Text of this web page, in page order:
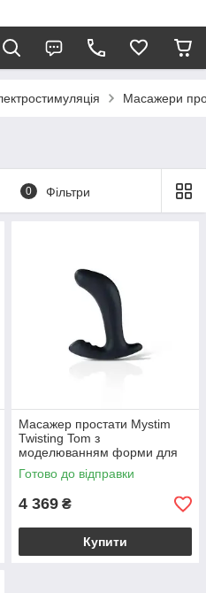
Масажери
0 Фільтри
Масажер простати Mystim
Twisting Tom з
моделюванням форми для
електростимулятора, діаметр
3,7 см
Готово до відправки
4 369 ₴
Купити